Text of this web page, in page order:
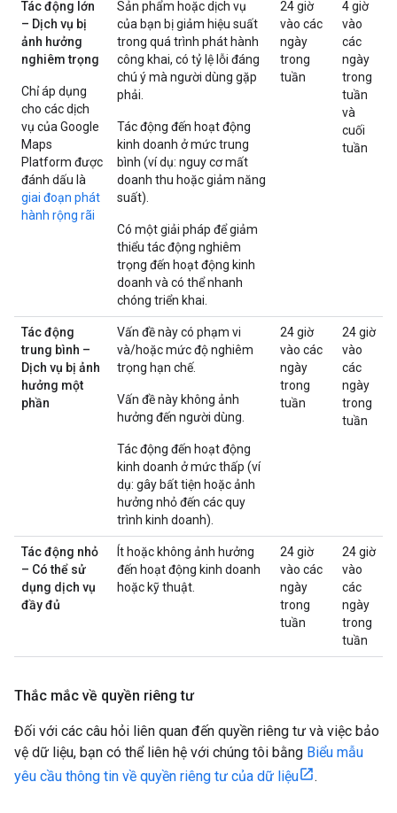
Tác động lớn
– Dịch vụ bị
ảnh hưởng
nghiêm trọng
Chỉ áp dụng
cho các dịch
vụ của Google
Maps
Platform được
đánh dấu là
giai đoạn phát
hành rộng rãi
Sản phẩm hoặc dịch vụ
của bạn bị giảm hiệu suất
trong quá trình phát hành
công khai, có tỷ lệ lỗi đáng
chú ý mà người dùng gặp
phải.
Tác động đến hoạt động
kinh doanh ở mức trung
bình (ví dụ: nguy cơ mất
doanh thu hoặc giảm năng
suất).
Có một giải pháp để giảm
thiểu tác động nghiêm
trọng đến hoạt động kinh
doanh và có thể nhanh
chóng triển khai.
24 giờ
vào các
ngày
trong
tuần
4 giờ
vào
các
ngày
trong
tuần
và
cuối
tuần
Tác động
trung bình –
Dịch vụ bị ảnh
hưởng một
phần
Vấn đề này có phạm vi
và/hoặc mức độ nghiêm
trọng hạn chế.
Vấn đề này không ảnh
hưởng đến người dùng.
Tác động đến hoạt động
kinh doanh ở mức thấp (ví
dụ: gây bất tiện hoặc ảnh
hưởng nhỏ đến các quy
trình kinh doanh).
24 giờ
vào các
ngày
trong
tuần
24 giờ
vào
các
ngày
trong
tuần
Tác động nhỏ
– Có thể sử
dụng dịch vụ
đầy đủ
Ít hoặc không ảnh hưởng
đến hoạt động kinh doanh
hoặc kỹ thuật.
24 giờ
vào các
ngày
trong
tuần
24 giờ
vào
các
ngày
trong
tuần
Thắc mắc về quyền riêng tư
Đối với các câu hỏi liên quan đến quyền riêng tư và việc bảo
vệ dữ liệu, bạn có thể liên hệ với chúng tôi bằng Biểu mẫu
yêu cầu thông tin về quyền riêng tư của dữ liệu
.